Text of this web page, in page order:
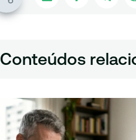
Conteúdos